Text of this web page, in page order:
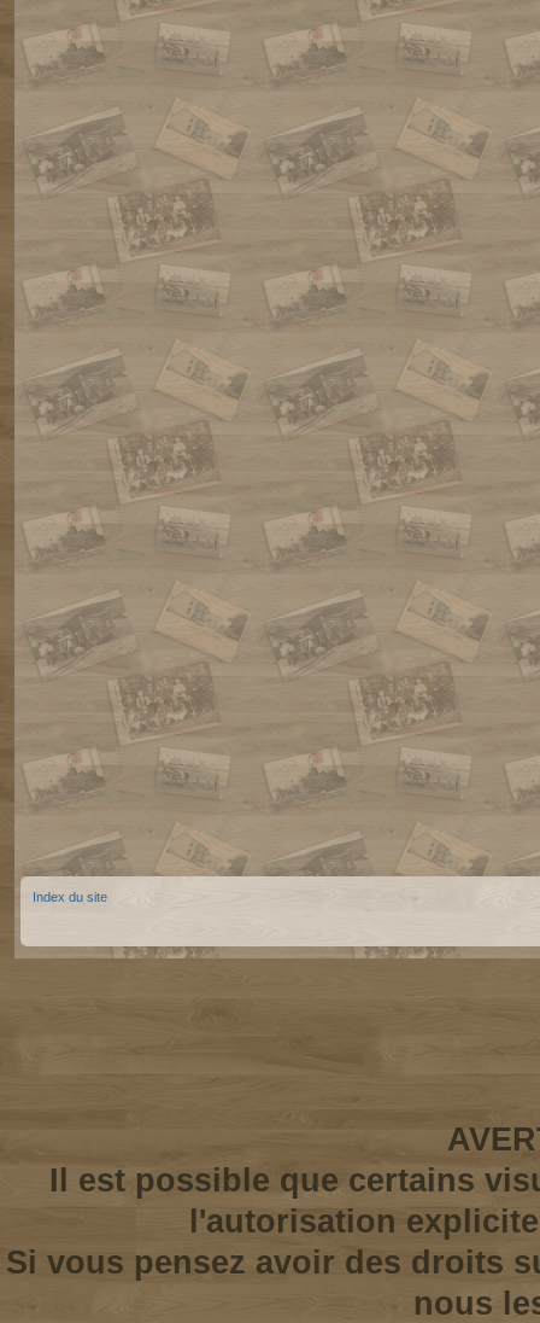
Index du site
Il est possible que certains
l'autorisation
Si vous pensez avoir des droits
nous